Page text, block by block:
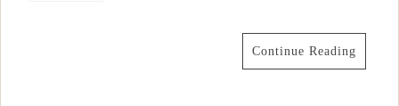
Continue Reading